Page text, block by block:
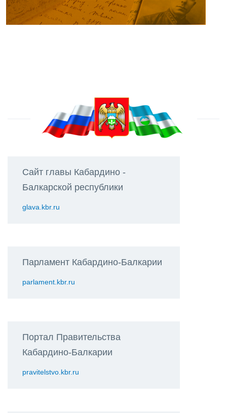
Сайт главы Кабардино -
Балкарской республики
glava.kbr.ru
Парламент Кабардино-Балкарии
parlament.kbr.ru
Портал Правительства
Кабардино-Балкарии
pravitelstvo.kbr.ru